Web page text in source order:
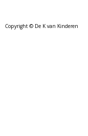
Copyright © De K van Kinderen